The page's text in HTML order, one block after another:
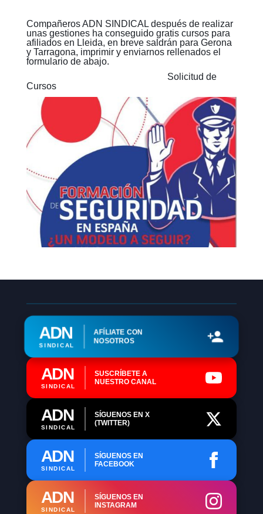
Compañeros ADN SINDICAL después de realizar
unas gestiones ha conseguido gratis cursos para
afiliados en Lleida, en breve saldrán para Gerona
y Tarragona, imprimir y enviarnos rellenados el
formulario de abajo.
Solicitud de
Cursos
ADN
SINDICAL
AFÍLIATE CON
NOSOTROS
ADN
SINDICAL
SUSCRÍBETE A
NUESTRO CANAL
ADN
SINDICAL
SÍGUENOS EN X
(TWITTER)
ADN
SINDICAL
SÍGUENOS EN
FACEBOOK
ADN
SINDICAL
SÍGUENOS EN
INSTAGRAM